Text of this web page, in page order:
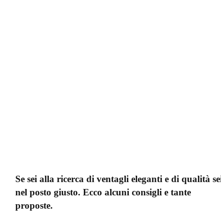
Se sei alla ricerca di ventagli eleganti e di qualità
nel posto giusto. Ecco alcuni consigli e tante
proposte.